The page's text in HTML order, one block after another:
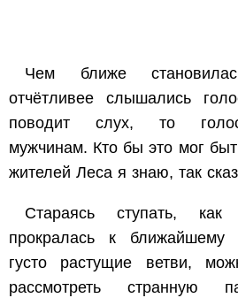
Чем ближе
отчётливее слышались
поводит слух, то
мужчинам. Кто бы это мог
жителей Леса я знаю, так
Стараясь ступать,
прокралась к ближайшему
густо растущие ветви,
рассмотреть странную